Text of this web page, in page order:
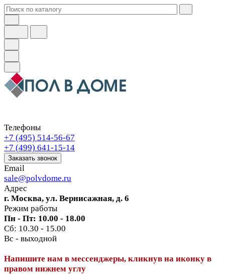
Телефоны
+7 (495) 514-56-67
+7 (499) 641-15-14
Заказать звонок
Email
sale@polvdome.ru
Адрес
г. Москва, ул. Вернисажная, д. 6
Режим работы
Пн - Пт: 10.00 - 18.00
Сб: 10.30 - 15.00
Вс - выходной
Напишите нам в мессенджеры, кликнув на иконку в
правом нижнем углу